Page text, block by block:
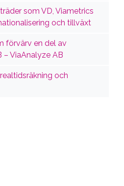
som VD, Viametrics
och tillväxt
förvärv en del av
– ViaAnalyze AB
och